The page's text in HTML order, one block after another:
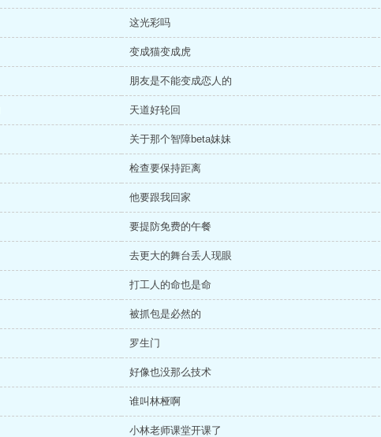
这光彩吗
变成猫变成虎
朋友是不能变成恋人的
天道好轮回
关于那个智障beta妹妹
检查要保持距离
他要跟我回家
要提防免费的午餐
去更大的舞台丢人现眼
打工人的命也是命
被抓包是必然的
罗生门
好像也没那么技术
谁叫林桠啊
小林老师课堂开课了